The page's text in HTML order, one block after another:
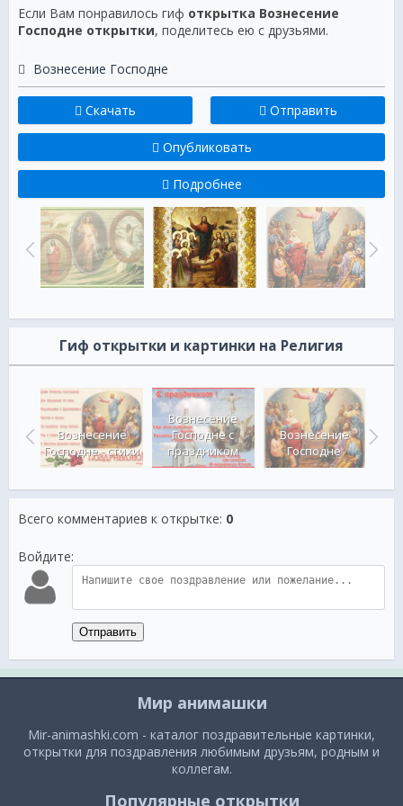
Если Вам понравилось гиф открытка Вознесение
Господне открытки, поделитесь ею с друзьями.
Вознесение Господне
Скачать Отправить
Опубликовать
Подробнее
Гиф открытки и картинки на Религия
Вознесение
Господне - стихи
Вознесение
Господне с
праздником
Вознесение
Господне
Всего комментариев к открытке: 0
Войдите:
Отправить
Мир анимашки
Mir-animashki.com - каталог поздравительные картинки,
открытки для поздравления любимым друзьям, родным и
коллегам.
Популярные открытки